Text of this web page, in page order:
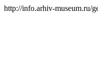
http://info.arhiv-museum.ru/